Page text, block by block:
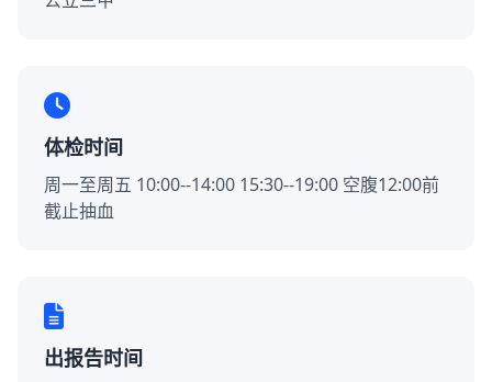
体检时间
周一至周五 10:00--14:00 15:30--19:00 空腹12:00前
截止抽血
出报告时间